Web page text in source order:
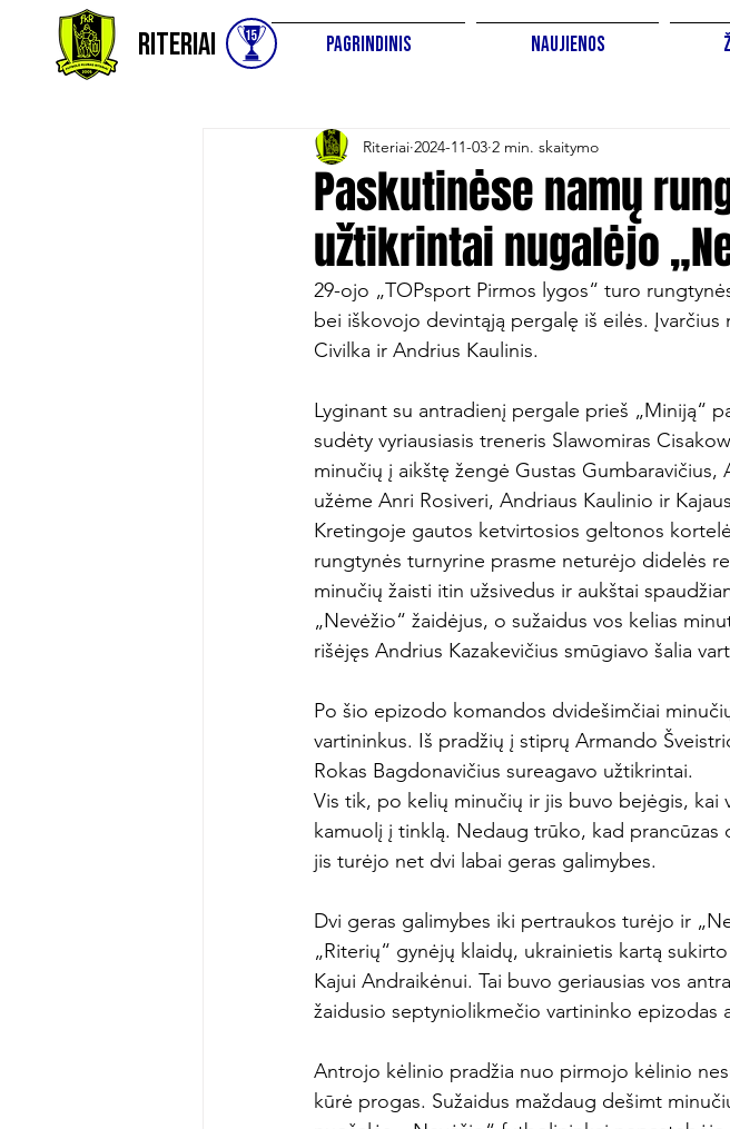
Riteriai Pagrindinis Naujienos
Paskutinėse namų
užtikrintai nugalėjo
Riteriai 2024-11-03 2 min. skaitymo
29-ojo „TOPsport Pirmos lygos“ turo
bei iškovojo devintąją pergalę iš eilės.
Civilka ir Andrius Kaulinis.
Lyginant su antradienį pergale prieš „Miniją“
sudėty vyriausiasis treneris Slawomiras
minučių į aikštę žengė Gustas Gumbaravičius,
užėme Anri Rosiveri, Andriaus Kaulinio ir
Kretingoje gautos ketvirtosios geltonos
rungtynės turnyrine prasme neturėjo didelės
minučių žaisti itin užsivedus ir aukštai
„Nevėžio“ žaidėjus, o sužaidus vos kelias
rišėjęs Andrius Kazakevičius smūgiavo šalia
Po šio epizodo komandos dvidešimčiai
vartininkus. Iš pradžių į stiprų Armando
Rokas Bagdonavičius sureagavo užtikrintai.
Vis tik, po kelių minučių ir jis buvo bejėgis, kai
kamuolį į tinklą. Nedaug trūko, kad
jis turėjo net dvi labai geras galimybes.
Dvi geras galimybes iki pertraukos turėjo ir
„Riterių“ gynėjų klaidų, ukrainietis kartą
Kajui Andraikėnui. Tai buvo geriausias vos
žaidusio septyniolikmečio vartininko epizodas
Antrojo kėlinio pradžia nuo pirmojo kėlinio
kūrė progas. Sužaidus maždaug dešimt